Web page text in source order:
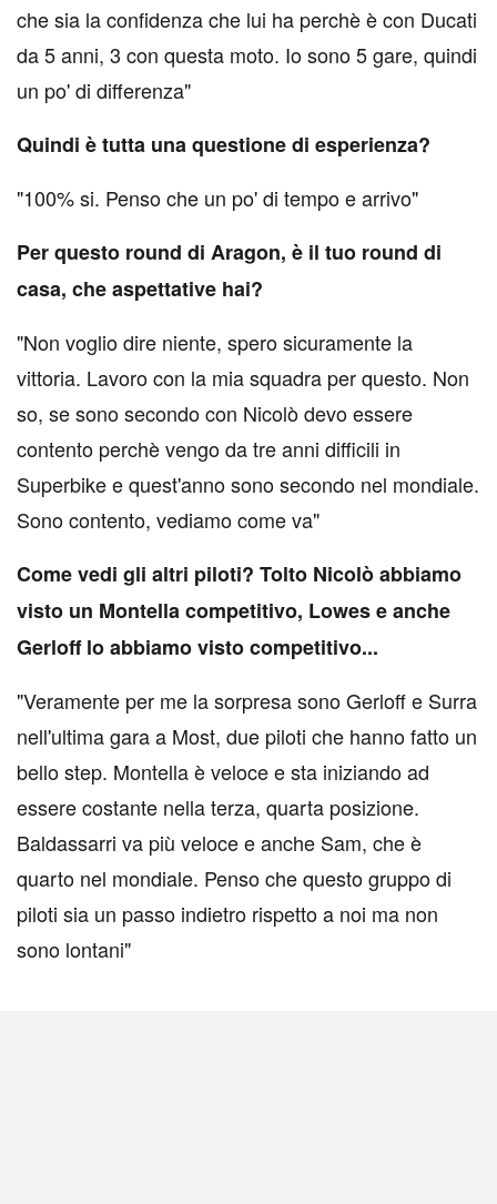
che sia la confidenza che lui ha perchè è con Ducati
da 5 anni, 3 con questa moto. Io sono 5 gare, quindi
un po' di differenza"
Quindi è tutta una questione di esperienza?
"100% si. Penso che un po' di tempo e arrivo"
Per questo round di Aragon, è il tuo round di
casa, che aspettative hai?
"Non voglio dire niente, spero sicuramente la
vittoria. Lavoro con la mia squadra per questo. Non
so, se sono secondo con Nicolò devo essere
contento perchè vengo da tre anni difficili in
Superbike e quest'anno sono secondo nel mondiale.
Sono contento, vediamo come va"
Come vedi gli altri piloti? Tolto Nicolò abbiamo
visto un Montella competitivo, Lowes e anche
Gerloff lo abbiamo visto competitivo...
"Veramente per me la sorpresa sono Gerloff e Surra
nell'ultima gara a Most, due piloti che hanno fatto un
bello step. Montella è veloce e sta iniziando ad
essere costante nella terza, quarta posizione.
Baldassarri va più veloce e anche Sam, che è
quarto nel mondiale. Penso che questo gruppo di
piloti sia un passo indietro rispetto a noi ma non
sono lontani"